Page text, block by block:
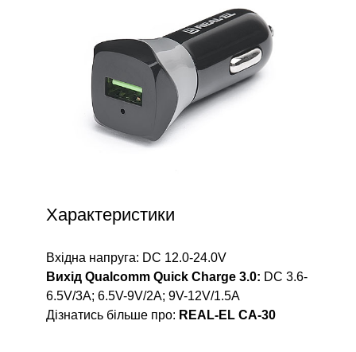
Характеристики
Вхідна напруга: DC 12.0-24.0V
Вихід Qualcomm Quick Charge 3.0: DC 3.6-
6.5V/3A; 6.5V-9V/2A; 9V-12V/1.5A
Дізнатись більше про: REAL-EL CA-30